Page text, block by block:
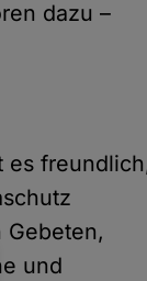
dazu –
es
Gebeten,
und